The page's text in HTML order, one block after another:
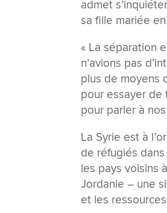
admet
sa fille mariée
« La séparation
n’avions pas
plus de moyens
pour essayer de
pour parler à
La Syrie est à
de réfugiés
les pays voisins
Jordanie – une
et les